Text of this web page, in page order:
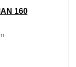
160